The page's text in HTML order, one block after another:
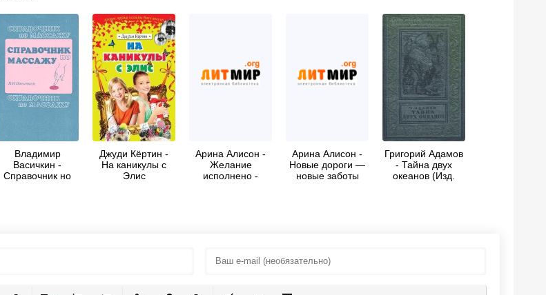
Владимир
Васичкин -
Справочник но
Джуди Кёртин -
На каникулы с
Элис
Арина Алисон -
Желание
исполнено -
Арина Алисон -
Новые дороги —
новые заботы
Григорий Адамов
- Тайна двух
океанов (Изд.